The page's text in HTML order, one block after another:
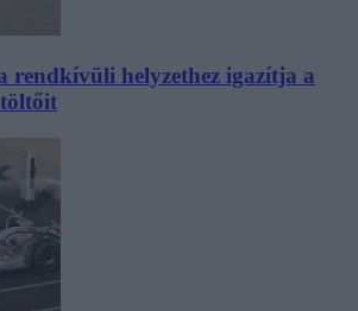
rendkívüli helyzethez igazítja a